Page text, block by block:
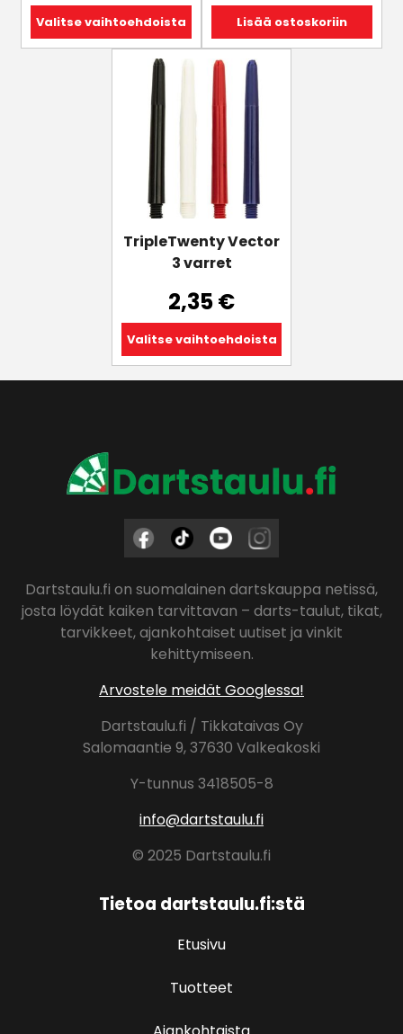
Valitse vaihtoehdoista Lisää ostoskoriin
TripleTwenty Vector
3 varret
2,35€
Valitse vaihtoehdoista
Tällä
tuotteella
useampi
muunnelma.
tehdä
valinnat
tuotteen
Dartstaulu.fi on suomalainen dartskauppa netissä,
josta löydät kaiken tarvittavan – darts-taulut, tikat,
tarvikkeet, ajankohtaiset uutiset ja vinkit
kehittymiseen.
Arvostele meidät Googlessa!
Dartstaulu.fi / Tikkataivas Oy
Salomaantie 9, 37630 Valkeakoski
Y-tunnus 3418505-8
info@dartstaulu.fi
© 2025 Dartstaulu.fi
Tietoa dartstaulu.fi:stä
Etusivu
Tuotteet